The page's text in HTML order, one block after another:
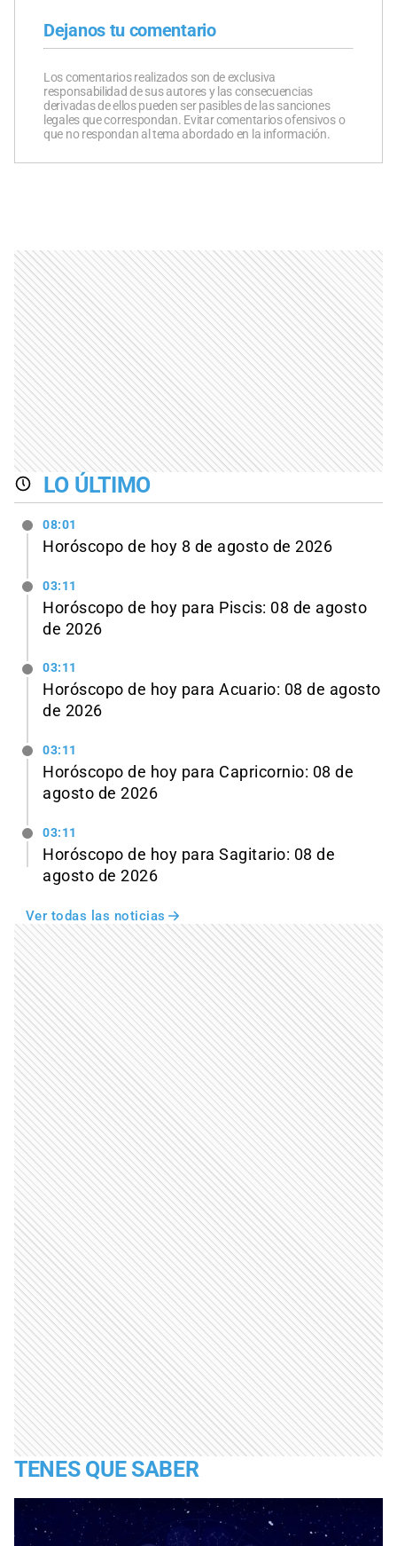
Dejanos tu comentario
Los comentarios realizados son de exclusiva
responsabilidad de sus autores y las consecuencias
derivadas de ellos pueden ser pasibles de las sanciones
legales que correspondan. Evitar comentarios ofensivos o
que no respondan al tema abordado en la información.
LO ÚLTIMO
08:01
Horóscopo de hoy 8 de agosto de 2026
03:11
Horóscopo de hoy para Piscis: 08 de agosto
de 2026
03:11
Horóscopo de hoy para Acuario: 08 de agosto
de 2026
03:11
Horóscopo de hoy para Capricornio: 08 de
agosto de 2026
03:11
Horóscopo de hoy para Sagitario: 08 de
agosto de 2026
Ver todas las noticias
TENES QUE SABER